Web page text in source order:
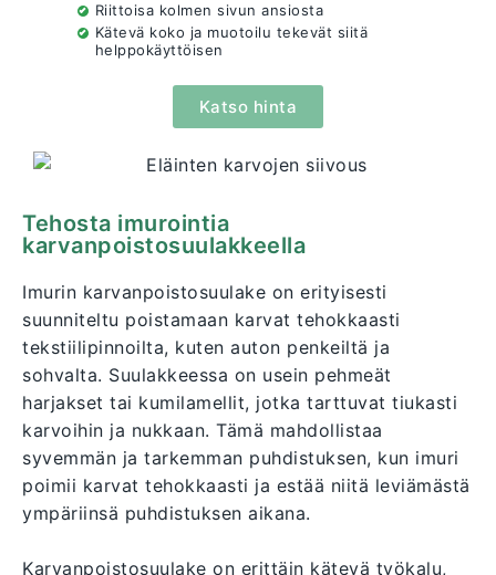
Riittoisa kolmen sivun ansiosta
Kätevä koko ja muotoilu tekevät siitä
helppokäyttöisen
Katso hinta
Tehosta imurointia
karvanpoistosuulakkeella
Imurin karvanpoistosuulake on erityisesti
suunniteltu poistamaan karvat tehokkaasti
tekstiilipinnoilta, kuten auton penkeiltä ja
sohvalta. Suulakkeessa on usein pehmeät
harjakset tai kumilamellit, jotka tarttuvat tiukasti
karvoihin ja nukkaan. Tämä mahdollistaa
syvemmän ja tarkemman puhdistuksen, kun imuri
poimii karvat tehokkaasti ja estää niitä leviämästä
ympäriinsä puhdistuksen aikana.
Karvanpoistosuulake on erittäin kätevä työkalu,